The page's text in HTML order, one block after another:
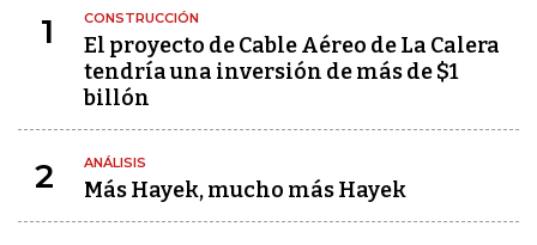
1 CONSTRUCCIÓN
El proyecto de Cable Aéreo de La Calera
tendría una inversión de más de $1
billón
2 ANÁLISIS
Más Hayek, mucho más Hayek